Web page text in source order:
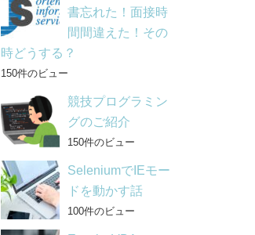
書忘れた！面接時
間間違えた！その
時どうする？
150件のビュー
競技プログラミン
グのご紹介
150件のビュー
SeleniumでIEモー
ドを動かす話
100件のビュー